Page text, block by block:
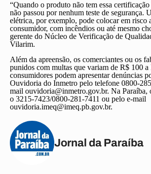
“Quando o produto não tem essa
não passou por nenhum teste de segurança.
elétrica, por exemplo, pode colocar em risco
consumidor, com incêndios ou até mesmo
gerente do Núcleo de Verificação de
Vilarim.
Além da apreensão, os comerciantes ou os
punidos com multas que variam de R$ 100
consumidores podem apresentar denúncias
Ouvidoria do Inmetro pelo telefone 0800-
mail ouvidoria@inmetro.gov.br. Na Paraíba,
o 3215-7423/0800-281-7411 ou pelo e-mail
ouvidoria.imeq@imeq.pb.gov.br.
Jornal da Paraíba